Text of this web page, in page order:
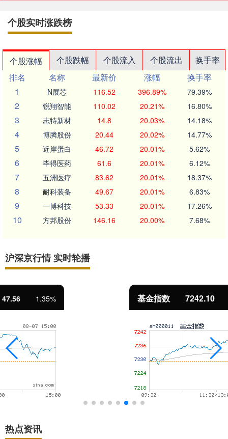
个股实时涨跌榜
个股涨幅 个股跌幅 个股流入 个股流出
换手率
排名
名称 最新价 涨幅
换手率
1
N展芯 116.52 396.89% 79.39%
2 锐翔智能 110.02 20.21% 16.80%
3 志特新材 14.8 20.03% 14.18%
4 博腾股份 20.44 20.02% 14.77%
5 近岸蛋白 46.72 20.01% 5.62%
6 毕得医药 61.6 20.01% 6.12%
7 五洲医疗 83.62 20.01% 18.37%
8 耐科装备 49.67 20.01% 6.83%
9 一博科技 53.33 20.01% 17.26%
10 方邦股份 146.16 20.00% 7.68%
沪深京行情 实时轮播
基金指数 12.30 0.17%
热点资讯